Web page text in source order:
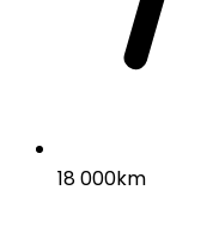
18 000km